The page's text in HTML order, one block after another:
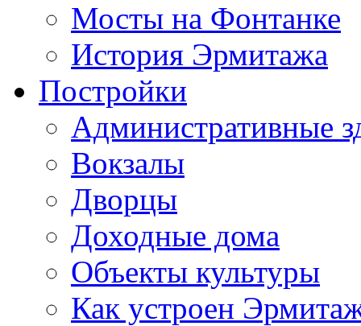
Мосты на Фонтанке
История Эрмитажа
Постройки
Административные
Вокзалы
Дворцы
Доходные дома
Объекты культуры
Как устроен